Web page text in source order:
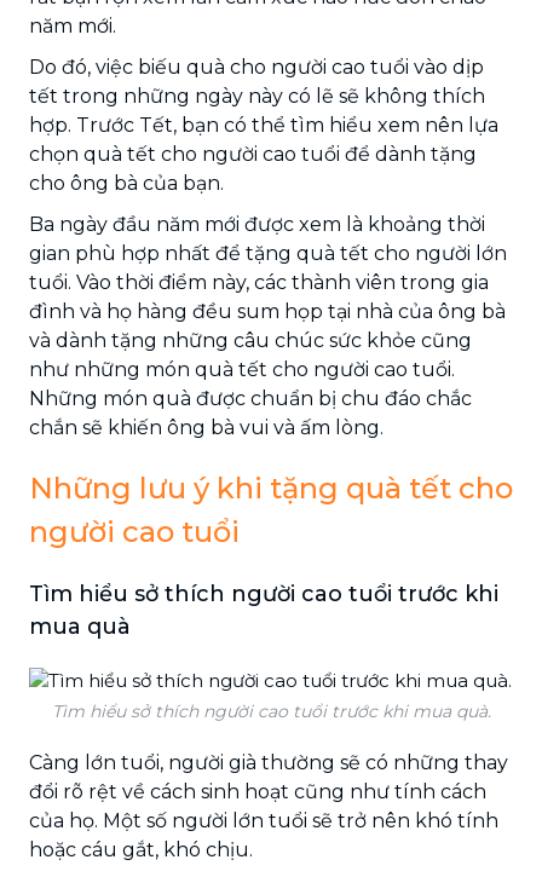
năm mới.
Do đó, việc biếu quà cho người cao tuổi vào dịp
tết trong những ngày này có lẽ sẽ không thích
hợp. Trước Tết, bạn có thể tìm hiểu xem nên lựa
chọn quà tết cho người cao tuổi để dành tặng
cho ông bà của bạn.
Ba ngày đầu năm mới được xem là khoảng thời
gian phù hợp nhất để tặng quà tết cho người lớn
tuổi. Vào thời điểm này, các thành viên trong gia
đình và họ hàng đều sum họp tại nhà của ông bà
và dành tặng những câu chúc sức khỏe cũng
như những món quà tết cho người cao tuổi.
Những món quà được chuẩn bị chu đáo chắc
chắn sẽ khiến ông bà vui và ấm lòng.
Những lưu ý khi tặng quà tết cho
người cao tuổi
Tìm hiểu sở thích người cao tuổi trước khi
mua quà
Tìm hiểu sở thích người cao tuổi trước khi mua quà.
Càng lớn tuổi, người già thường sẽ có những thay
đổi rõ rệt về cách sinh hoạt cũng như tính cách
của họ. Một số người lớn tuổi sẽ trở nên khó tính
hoặc cáu gắt, khó chịu.